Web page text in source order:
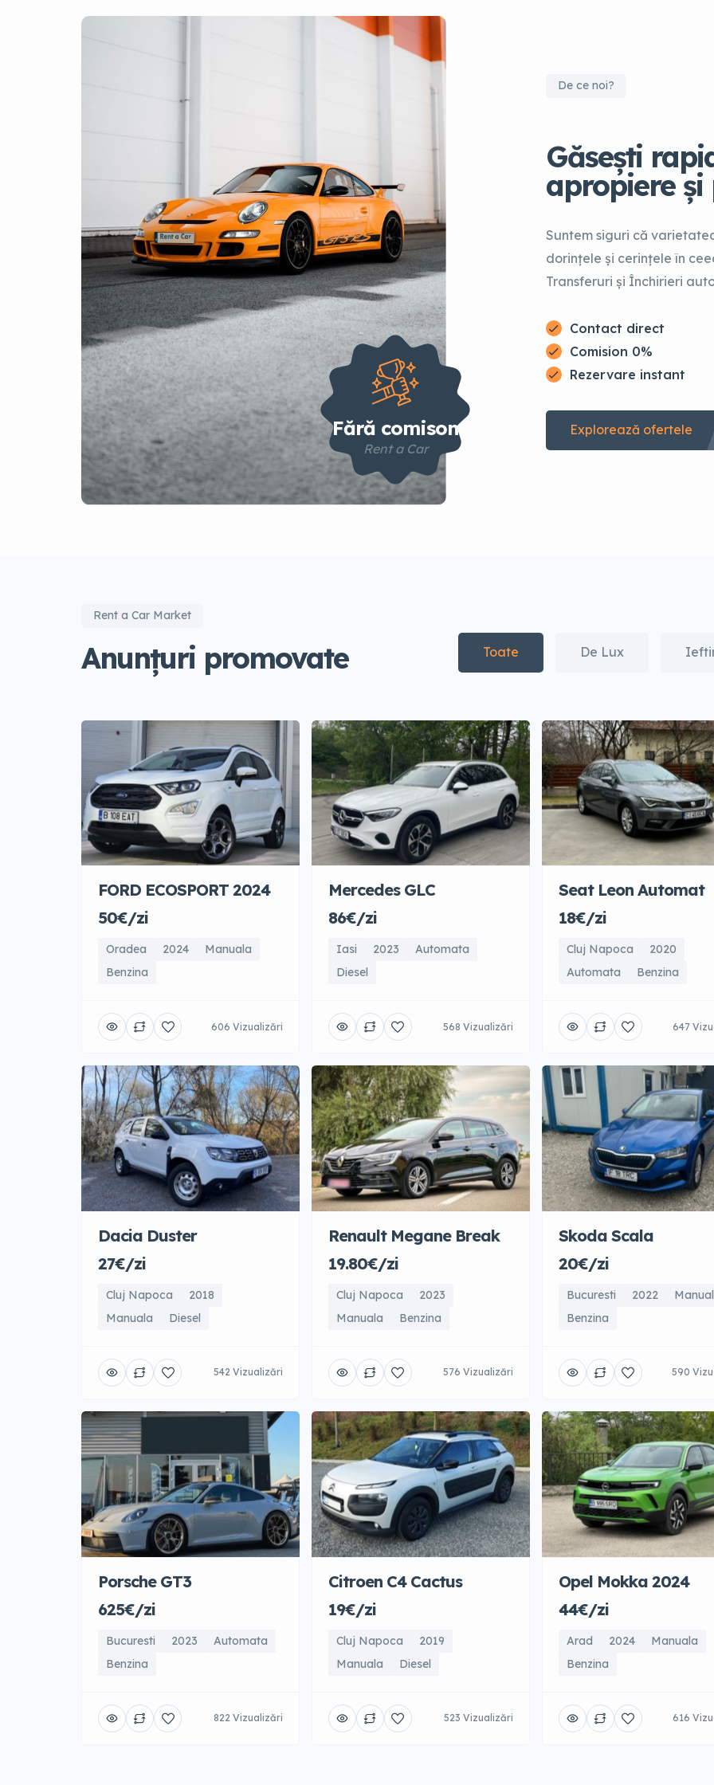
Fără comison
Rent a Car
De ce noi?
Găsești
apropiere
Suntem siguri că
dorințele și cerințele în
Transferuri și Închirieri
Contact direct
Comision 0%
Rezervare instant
Explorează ofertele
Rent a Car Market
Anunțuri promovate Toate De Lux
FORD ECOSPORT 2024
50€/zi
Oradea 2024
Manuala
Benzina
606 Vizualizări
Mercedes GLC
86€/zi
Iasi 2023
Automata
Diesel
568 Vizualizări
Seat Leon Automat
18€/zi
Cluj Napoca
2020
Automata
Benzina
647
Dacia Duster
27€/zi
Cluj Napoca
2018
Manuala
Diesel
542 Vizualizări
Renault Megane Break
19.80€/zi
Cluj Napoca
2023
Manuala
Benzina
576 Vizualizări
Skoda Scala
20€/zi
Bucuresti 2022
Benzina
590
Porsche GT3
625€/zi
Bucuresti 2023
Automata
Benzina
822 Vizualizări
Citroen C4 Cactus
19€/zi
Cluj Napoca
2019
Manuala
Diesel
523 Vizualizări
Opel Mokka 2024
44€/zi
Arad 2024
Manuala
Benzina
616